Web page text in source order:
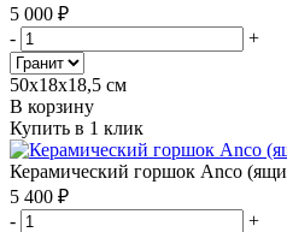
5 000 ₽
-
+
50х18х18,5 см
В корзину
Купить в 1 клик
Керамический горшок Anco
5 400 ₽
-
+